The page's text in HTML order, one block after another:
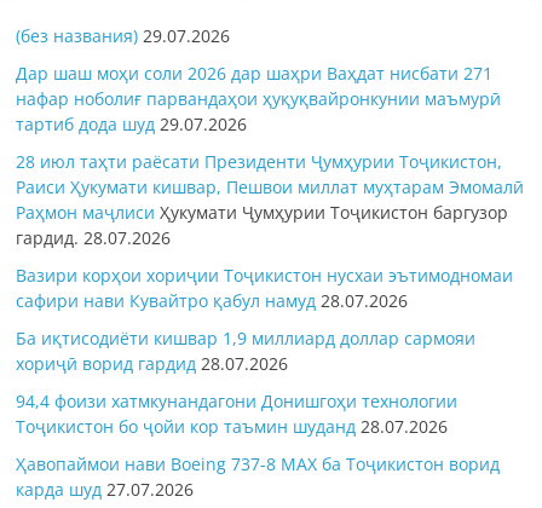
(без названия) 29.07.2026
Дар шаш моҳи соли 2026 дар шаҳри Ваҳдат нисбати 271
нафар ноболиғ парвандаҳои ҳуқуқвайронкунии маъмурӣ
тартиб дода шуд 29.07.2026
28 июл таҳти раёсати Президенти Ҷумҳурии Тоҷикистон,
Раиси Ҳукумати кишвар, Пешвои миллат муҳтарам Эмомалӣ
Раҳмон маҷлисиҲукумати Ҷумҳурии Тоҷикистон баргузор
гардид.28.07.2026
Вазири корҳои хориҷии Тоҷикистон нусхаи эътимодномаи
сафири нави Кувайтро қабул намуд 28.07.2026
Ба иқтисодиёти кишвар 1,9 миллиард доллар сармояи
хориҷӣ ворид гардид 28.07.2026
94,4 фоизи хатмкунандагони Донишгоҳи технологии
Тоҷикистон бо ҷойи кор таъмин шуданд 28.07.2026
Ҳавопаймои нави Boeing 737-8 MAX ба Тоҷикистон ворид
карда шуд 27.07.2026